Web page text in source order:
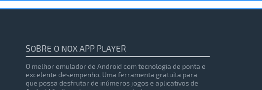
SOBRE O NOX APP PLAYER
O melhor emulador de Android com tecnologia de ponta e
excelente desempenho. Uma ferramenta gratuita para
que possa desfrutar de inúmeros jogos e aplicativos de